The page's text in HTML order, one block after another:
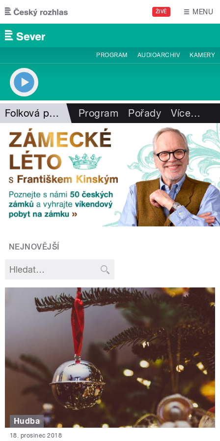
Přejít k hlavnímu obsahu
ŽIVĚ MENU
PROGRAM AUDIOARCHIV KAMERY
Folková pohlazení Program Pořady Více…
NEJNOVĚJŠÍ
Hudba
18. prosinec 2018